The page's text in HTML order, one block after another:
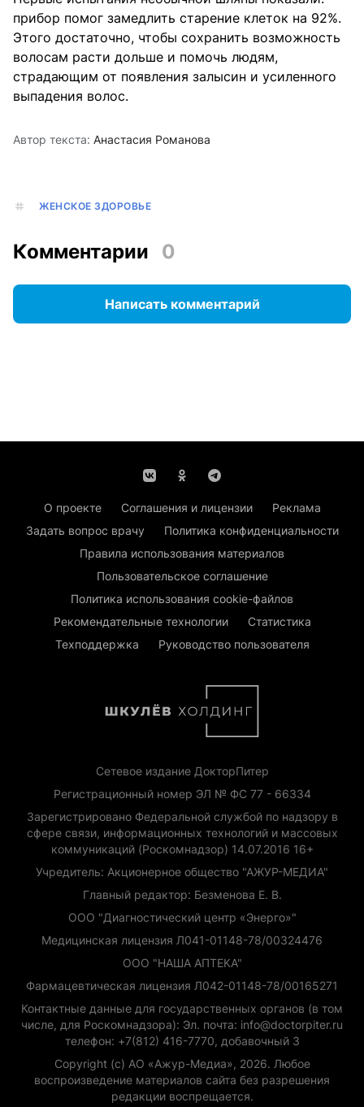
прибор помог замедлить старение клеток на 92%.
Этого достаточно, чтобы сохранить возможность
волосам расти дольше и помочь людям,
страдающим от появления залысин и усиленного
выпадения волос.
Автор текста: Анастасия Романова
ЖЕНСКОЕ ЗДОРОВЬЕ
Комментарии 0
Написать комментарий
О проекте Соглашения и лицензии
Реклама
Задать вопрос врачу
Политика конфиденциальности
Правила использования материалов
Пользовательское соглашение
Политика использования cookie-файлов
Рекомендательные технологии
Статистика
Техподдержка
Руководство пользователя
Сетевое издание ДокторПитер
Регистрационный номер ЭЛ № ФС 77 - 66334
Зарегистрировано Федеральной службой по надзору в
сфере связи, информационных технологий и массовых
коммуникаций (Роскомнадзор) 14.07.2016 16+
Учредитель: Акционерное общество "АЖУР-МЕДИА"
Главный редактор: Безменова Е. В.
ООО "Диагностический центр «Энерго»"
Медицинская лицензия Л041-01148-78/00324476
ООО "НАША АПТЕКА"
Фармацевтическая лицензия Л042-01148-78/00165271
Контактные данные для государственных органов (в том
числе, для Роскомнадзора): Эл. почта: info@doctorpiter.ru
телефон: +7(812) 416-7770, добавочный 3
Copyright (с) АО «Ажур-Медиа», 2026. Любое
воспроизведение материалов сайта без разрешения
редакции воспрещается.